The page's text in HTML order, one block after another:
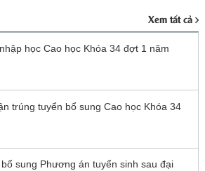
Xem tất cả
học Cao học Khóa 34 đợt 1 năm
trúng tuyển bổ sung Cao học Khóa 34
sung Phương án tuyển sinh sau đại